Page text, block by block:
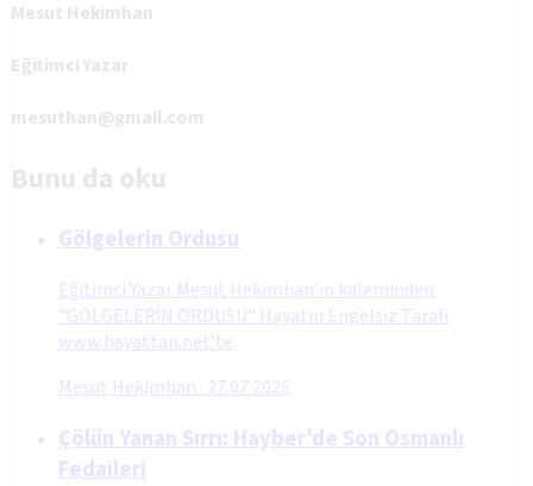
Mesut Hekimhan
Eğitimci Yazar
mesuthan@gmail.com
Bunu da oku
Gölgelerin Ordusu
Eğitimci Yazar Mesut Hekimhan'ın kaleminden
"GÖLGELERİN ORDUSU" Hayatın Engelsiz Tarafı
www.hayattan.net’te
Mesut Hekimhan · 27.07.2026
Çölün Yanan Sırrı: Hayber’de Son Osmanlı
Fedaileri